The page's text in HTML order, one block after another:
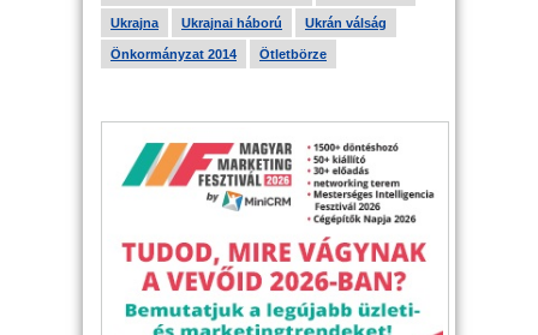
Ukrajna Ukrajnai háború Ukrán válság
Önkormányzat 2014 Ötletbörze